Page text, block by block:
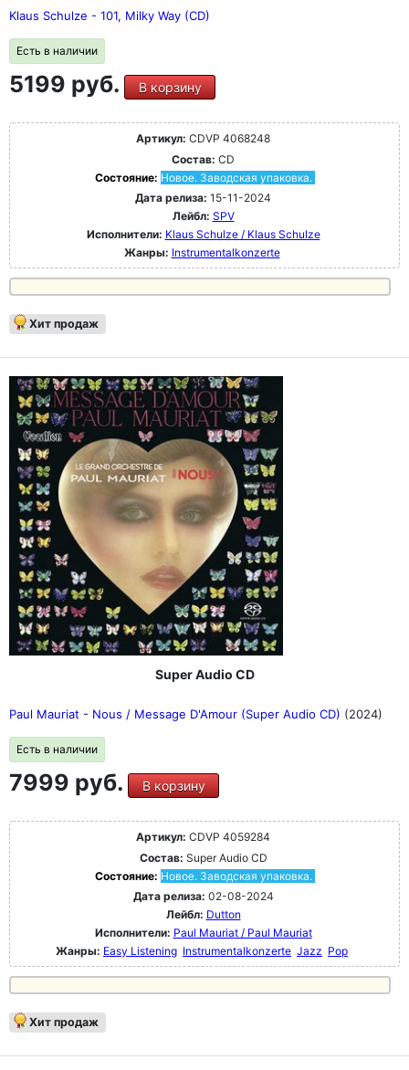
Klaus Schulze - 101, Milky Way (CD)
Есть в наличии
5199 руб. В корзину
Артикул: CDVP 4068248
Состав: CD
Состояние: Новое. Заводская упаковка.
Дата релиза: 15-11-2024
Лейбл: SPV
Исполнители: Klaus Schulze / Klaus Schulze
Жанры: Instrumentalkonzerte
Хит продаж
Super Audio CD
Paul Mauriat - Nous / Message D'Amour (Super Audio CD) (2024)
Есть в наличии
7999 руб. В корзину
Артикул: CDVP 4059284
Состав: Super Audio CD
Состояние: Новое. Заводская упаковка.
Дата релиза: 02-08-2024
Лейбл: Dutton
Исполнители: Paul Mauriat / Paul Mauriat
Жанры: Easy Listening Instrumentalkonzerte Jazz Pop
Хит продаж